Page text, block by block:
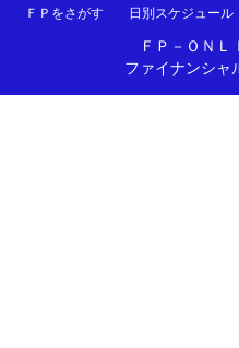
ＦＰをさがす
日別スケジュール
ＦＰ－ＯＮ
ファイナンシャ